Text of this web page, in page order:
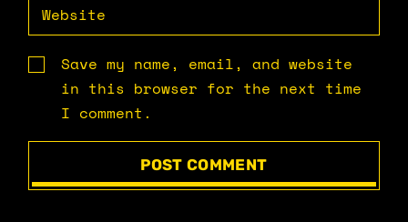
Save my name, email, and website
in this browser for the next time
I comment.
POST COMMENT